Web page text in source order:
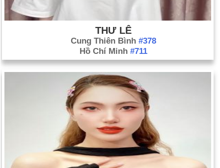
THƯ LÊ
Cung Thiên Bình #378
Hồ Chí Minh #711